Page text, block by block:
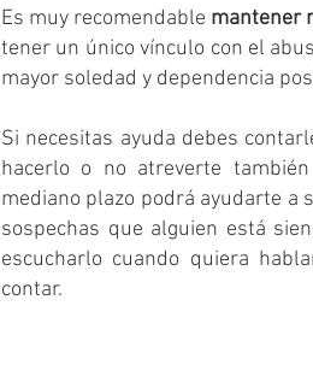
Es muy recomendable mantener
tener un único vínculo con el
mayor soledad y dependencia
Si necesitas ayuda debes
hacerlo o no atreverte
mediano plazo podrá ayudarte a
sospechas que alguien está
escucharlo cuando quiera
contar.